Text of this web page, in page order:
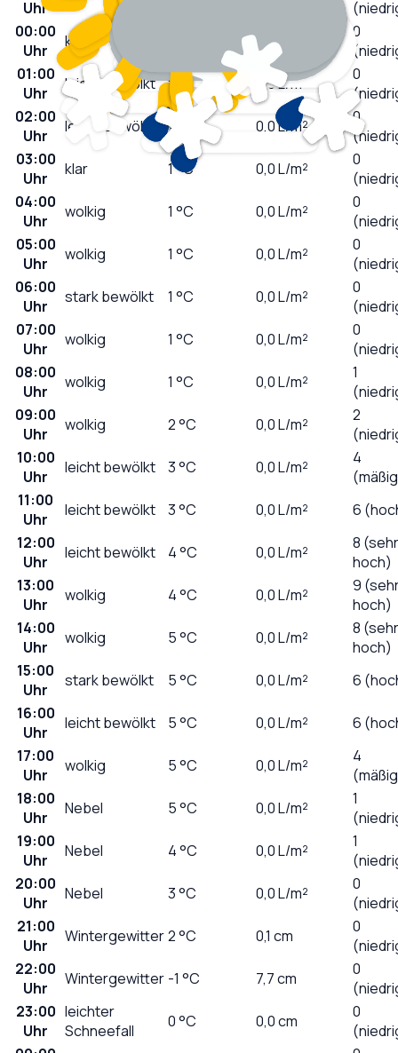
Uhr
00:00
Uhr
klar 0,0L/m²
0
01:00
Uhr
leicht bewölkt 2 °C 0,0L/m²
0
02:00
Uhr
leicht bewölkt 1 0,0L/m²
0
03:00
Uhr
klar 1°C 0,0L/m²
0
04:00
Uhr
wolkig 1 °C 0,0L/m²
0
05:00
Uhr
wolkig 1 °C 0,0L/m²
0
06:00
Uhr
stark bewölkt 1 °C 0,0L/m²
0
07:00
Uhr
wolkig 1 °C 0,0L/m²
0
08:00
Uhr
wolkig 1 °C 0,0L/m²
1
09:00
Uhr
wolkig 2°C 0,0L/m²
2
10:00
Uhr
leicht bewölkt 3°C 0,0L/m²
4
11:00
Uhr
leicht bewölkt 3°C 0,0L/m²
6
12:00
Uhr
leicht bewölkt 4°C 0,0L/m²
8 (sehr
hoch)
13:00
Uhr
wolkig 4°C 0,0L/m²
9
hoch)
14:00
Uhr
wolkig 5°C 0,0L/m²
8 (sehr
hoch)
15:00
Uhr
stark bewölkt 5°C 0,0L/m²
6
16:00
Uhr
leicht bewölkt 5°C 0,0L/m²
6
17:00
Uhr
wolkig 5°C 0,0L/m²
4
18:00
Uhr
Nebel 5°C 0,0L/m²
1
19:00
Uhr
Nebel 4°C 0,0L/m²
1
20:00
Uhr
Nebel 3°C 0,0L/m²
0
21:00
Uhr
Wintergewitter2°C 0,1 cm
0
22:00
Uhr
Wintergewitter -1 °C 7,7cm
0
23:00
Uhr
leichter
Schneefall
0°C 0,0cm
0